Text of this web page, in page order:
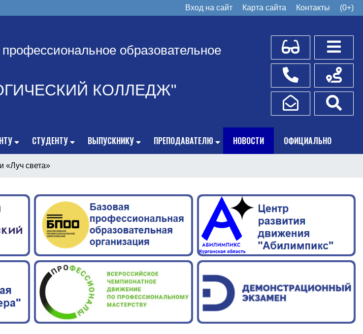
Вход на сайт Карта сайта Контакты (0+)
образовательное
КОЛЛЕДЖ"
Для слабовидящих
Телефоны
Написать обращение
Схема
СТУДЕНТУ ВЫПУСКНИКУ ПРЕПОДАВАТЕЛЮ НОВОСТИ ОФИЦИАЛЬНО
«Луч света»